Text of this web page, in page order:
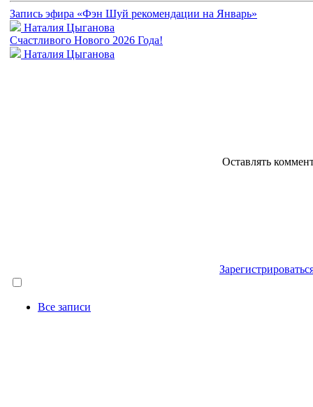
Запись эфира «Фэн Шуй рекомендации на Январь»
Наталия Цыганова
Счастливого Нового 2026 Года!
Наталия Цыганова
Оставлять
Все записи